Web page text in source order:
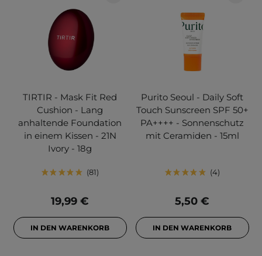
TIRTIR - Mask Fit Red
Cushion - Lang
anhaltende Foundation
in einem Kissen - 21N
Ivory - 18g
81
19,99 €
IN DEN WARENKORB
Purito Seoul - Daily Soft
Touch Sunscreen SPF 50+
PA++++ - Sonnenschutz
mit Ceramiden - 15ml
4
5,50 €
IN DEN WARENKORB